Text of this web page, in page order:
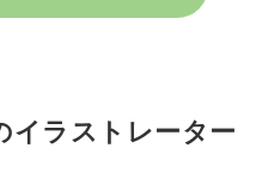
イラストレーター